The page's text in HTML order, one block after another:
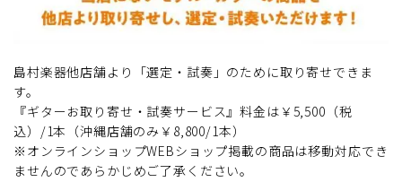
島村楽器他店舗より「選定・試奏」のために取り寄せできま
す。
『ギターお取り寄せ・試奏サービス』料金は￥5,500（税
込）/1本（沖縄店舗のみ￥8,800/1本）
※オンラインショップWEBショップ掲載の商品は移動対応でき
ませんのであらかじめご了承ください。